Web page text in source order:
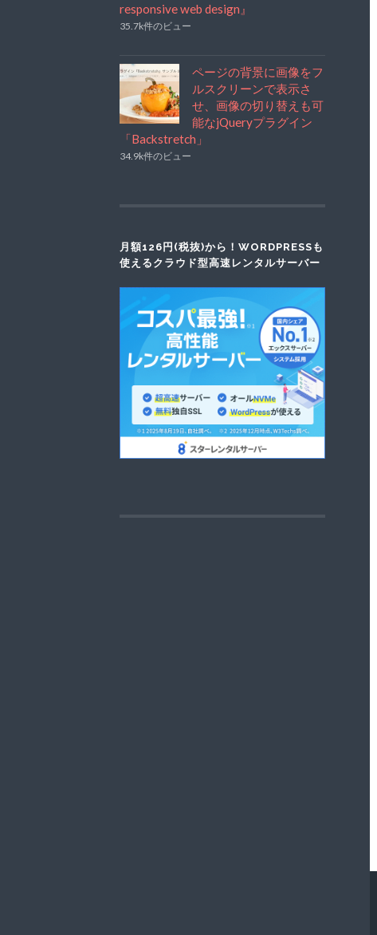
responsive web design』
35.7k件のビュー
ページの背景に画像をフ
ルスクリーンで表示さ
せ、画像の切り替えも可
能なjQueryプラグイン
「Backstretch」
34.9k件のビュー
月額126円(税抜)から！WORDPRESSも
使えるクラウド型高速レンタルサーバー